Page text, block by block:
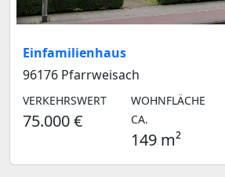
Einfamilienhaus
96176 Pfarrweisach
VERKEHRSWERT
75.000 €
WOHNFLÄCHE
CA.
149 m²